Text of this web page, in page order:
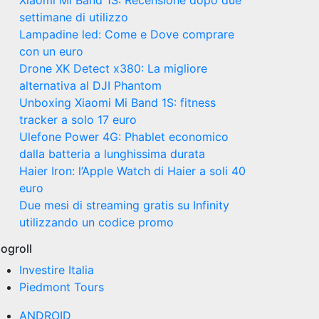
settimane di utilizzo
Lampadine led: Come e Dove comprare
con un euro
Drone XK Detect x380: La migliore
alternativa al DJI Phantom
Unboxing Xiaomi Mi Band 1S: fitness
tracker a solo 17 euro
Ulefone Power 4G: Phablet economico
dalla batteria a lunghissima durata
Haier Iron: l’Apple Watch di Haier a soli 40
euro
Due mesi di streaming gratis su Infinity
utilizzando un codice promo
Investire Italia
Piedmont Tours
ANDROID